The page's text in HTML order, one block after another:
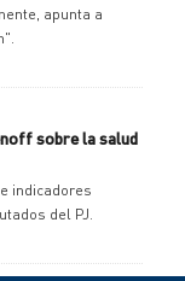
apunta a
sobre la salud
indicadores
del PJ.